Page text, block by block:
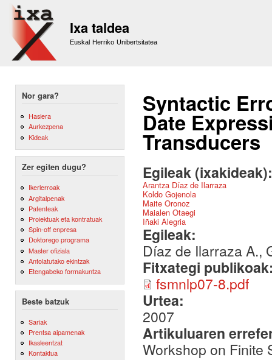
Ixa taldea
Euskal Herriko Unibertsitatea
Nor gara?
Hasiera
Aurkezpena
Kideak
Zer egiten dugu?
Ikerlerroak
Argitalpenak
Patenteak
Proiektuak eta kontratuak
Spin-off enpresa
Doktorego programa
Master ofiziala
Antolatutako ekintzak
Etengabeko formakuntza
Beste batzuk
Sariak
Prentsa aipamenak
Ikasleentzat
Kontaktua
Syntactic
Date
Transducers
Egileak
Arantza Díaz de Ilarraza
Koldo Gojenola
Maite Oronoz
Maialen Otaegi
Iñaki Alegria
Egileak:
Díaz de Ilarraza A.,
Fitxategi
fsmnlp07-8.pdf
Urtea:
2007
Artikuluaren
Workshop on Finite